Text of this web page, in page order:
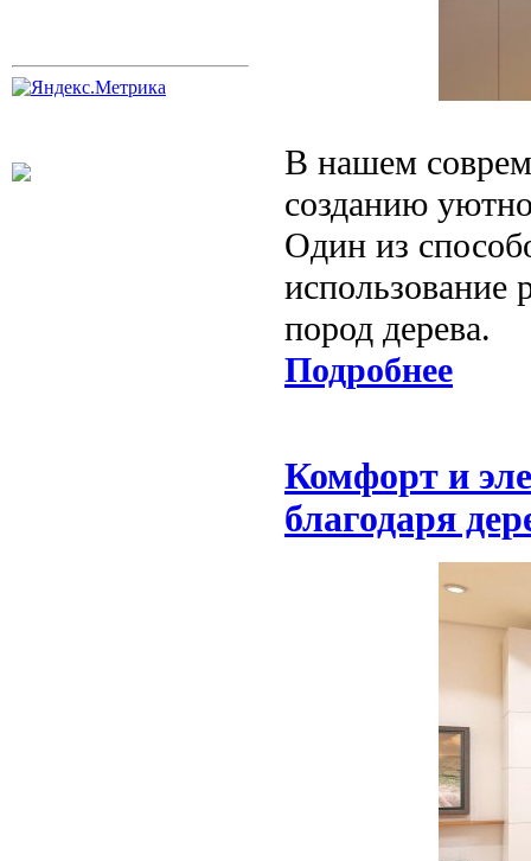
В нашем
созданию
Один из
использование
пород дерева.
Подробнее
Комфорт и
благодаря